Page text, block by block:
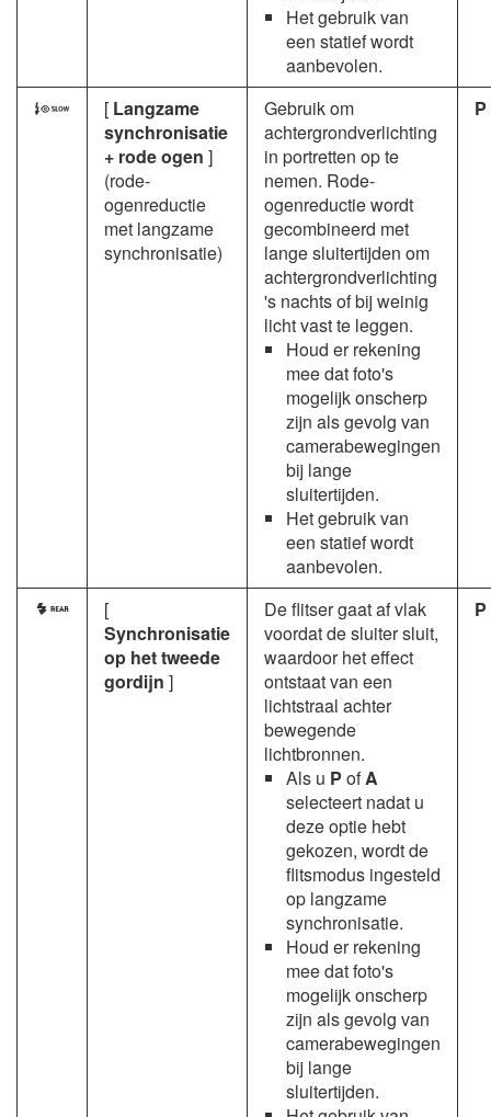
Het gebruik van
een statief wordt
aanbevolen.
K [ Langzame
synchronisatie
+ rode ogen ]
(rode-
ogenreductie
met langzame
synchronisatie)
Gebruik om
achtergrondverlichting
in portretten op te
nemen. Rode-
ogenreductie wordt
gecombineerd met
lange sluitertijden om
achtergrondverlichting
's nachts of bij weinig
licht vast te leggen.
Houd er rekening
mee dat foto's
mogelijk onscherp
zijn als gevolg van
camerabewegingen
bij lange
sluitertijden.
Het gebruik van
een statief wordt
aanbevolen.
P
M
[
Synchronisatie
op het tweede
gordijn ]
De flitser gaat af vlak
voordat de sluiter sluit,
waardoor het effect
ontstaat van een
lichtstraal achter
bewegende
lichtbronnen.
Als u P ofA
selecteert nadat u
deze optie hebt
gekozen, wordt de
flitsmodus ingesteld
op langzame
synchronisatie.
Houd er rekening
mee dat foto's
mogelijk onscherp
zijn als gevolg van
camerabewegingen
bij lange
sluitertijden.
P